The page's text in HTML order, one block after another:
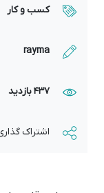
کسب و کار
اشتراک